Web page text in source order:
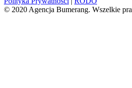
© 2020 Agencja Bumerang. Wszelkie